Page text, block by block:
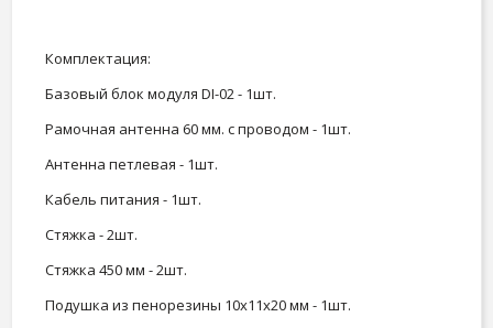
Комплектация:
Базовый блок модуля DI-02 - 1шт.
Рамочная антенна 60 мм. с проводом - 1шт.
Антенна петлевая - 1шт.
Кабель питания - 1шт.
Стяжка - 2шт.
Стяжка 450 мм - 2шт.
Подушка из пенорезины 10x11x20 мм - 1шт.